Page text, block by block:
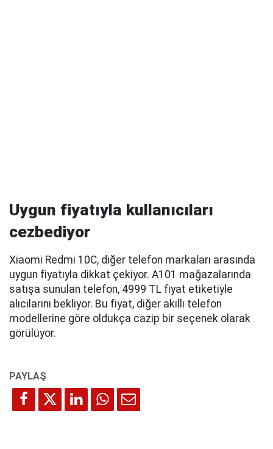
Uygun fiyatıyla kullanıcıları
cezbediyor
Xiaomi Redmi 10C, diğer telefon markaları arasında
uygun fiyatıyla dikkat çekiyor. A101 mağazalarında
satışa sunulan telefon, 4999 TL fiyat etiketiyle
alıcılarını bekliyor. Bu fiyat, diğer akıllı telefon
modellerine göre oldukça cazip bir seçenek olarak
görülüyor.